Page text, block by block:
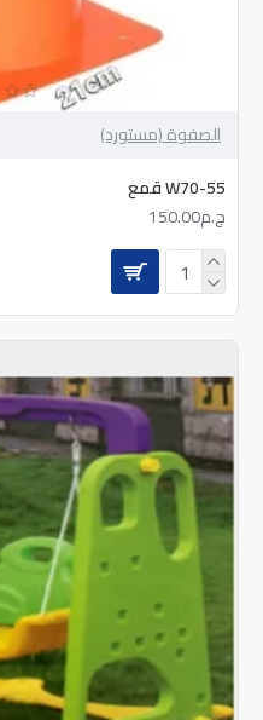
الصفوة (مستورد)
W70-55 قمع
ج.م150.00